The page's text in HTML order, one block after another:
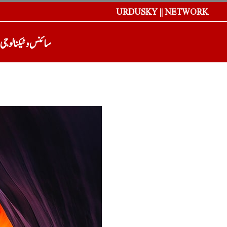
URDUSKY || NETWORK
سائنس و ٹیکنالوجی